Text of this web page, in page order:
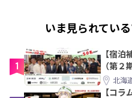
いま見られてい
1
【宿
（第
【8/21
北海
【コ